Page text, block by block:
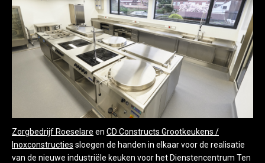
Zorgbedrijf Roeselare en CD Constructs Grootkeukens /
Inoxconstructies sloegen de handen in elkaar voor de realisatie
van de nieuwe industriële keuken voor het Dienstencentrum Ten